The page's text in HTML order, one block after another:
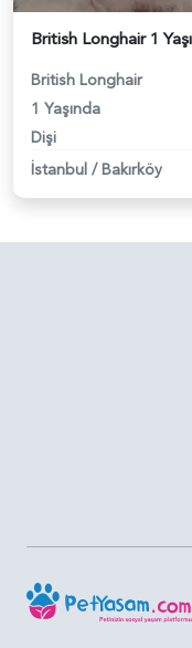
British Longhair
1 Yaşında
Dişi
İstanbul / Bakırköy